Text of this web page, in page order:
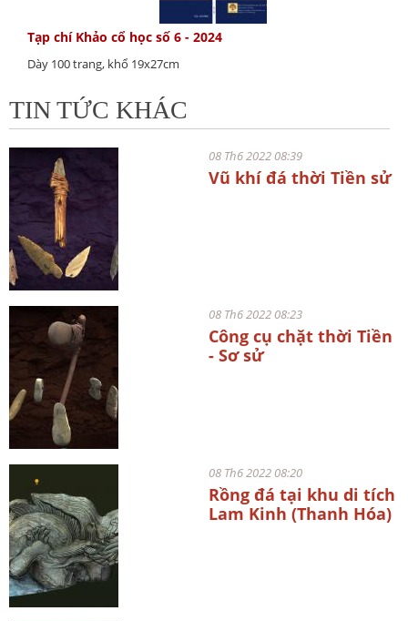
Tạp chí Khảo cổ học số 6 - 2024
Dày 100 trang, khổ 19x27cm
TIN TỨC KHÁC
08 Th6 2022 08:39
Vũ khí đá thời Tiền sử
08 Th6 2022 08:23
Công cụ chặt thời Tiền
- Sơ sử
08 Th6 2022 08:20
Rồng đá tại khu di tích
Lam Kinh (Thanh Hóa)